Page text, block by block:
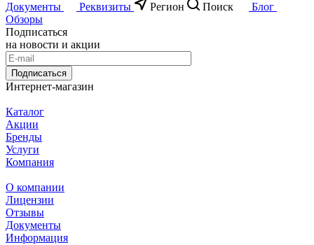
Документы
Реквизиты Регион Поиск
Блог
Обзоры
Подписаться
на новости и акции
Подписаться
Интернет-магазин
Каталог
Акции
Бренды
Услуги
Компания
О компании
Лицензии
Отзывы
Документы
Информация